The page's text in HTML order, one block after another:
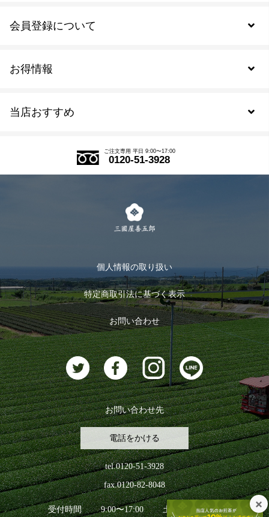
当店おすすめ
式部の香りシリーズ
お茶のギフト
おすすめのお茶
お茶に合うスイーツ
お得情報
会員登録について
会員規約について
ログイン
ログアウト
ご注文専用 平日 9:00〜17:00
0120-51-3928
個人情報の取り扱い
特定商取引法に基づく表示
お問い合わせ
お問い合わせ先
電話をかける
tel.0120-51-3928
fax.0120-82-8048
受付時間 9:00〜17:00 土日祝日を除く